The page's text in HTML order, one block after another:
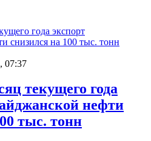
07:37
текущего года
нефти
тыс. тонн